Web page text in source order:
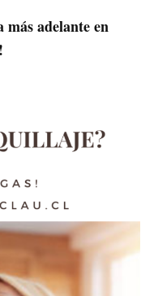
más adelante en